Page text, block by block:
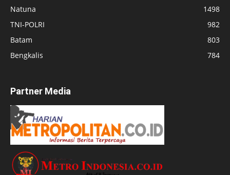
Natuna
1498
TNI-POLRI
982
Batam
803
Bengkalis
784
Partner Media